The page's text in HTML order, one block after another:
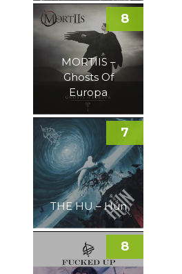
MORTIIS –
Ghosts Of
Europa
8
THE HU – Hun
7
8